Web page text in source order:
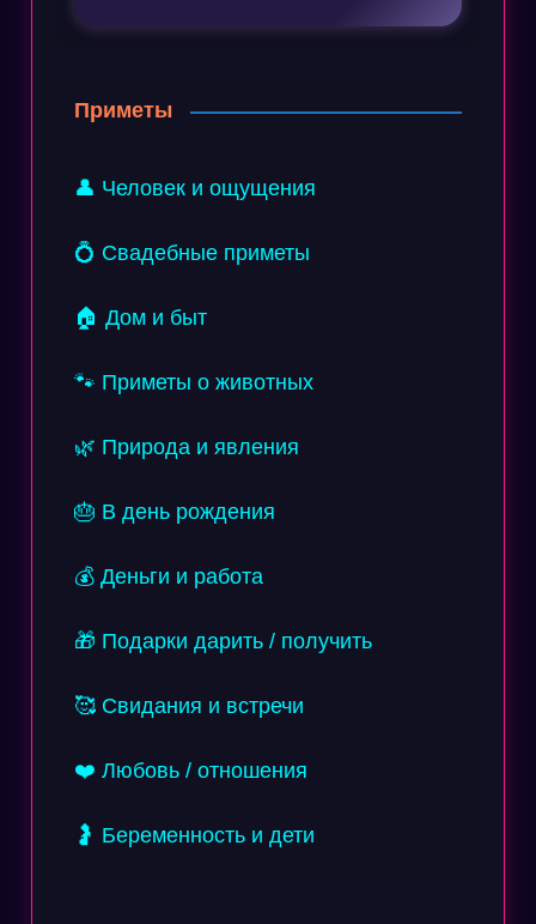
Приметы
👤 Человек и ощущения
💍 Свадебные приметы
🏠 Дом и быт
🐾 Приметы о животных
🌿 Природа и явления
🎂 В день рождения
💰 Деньги и работа
🎁 Подарки дарить / получить
🥰 Свидания и встречи
❤️ Любовь / отношения
🤰 Беременность и дети